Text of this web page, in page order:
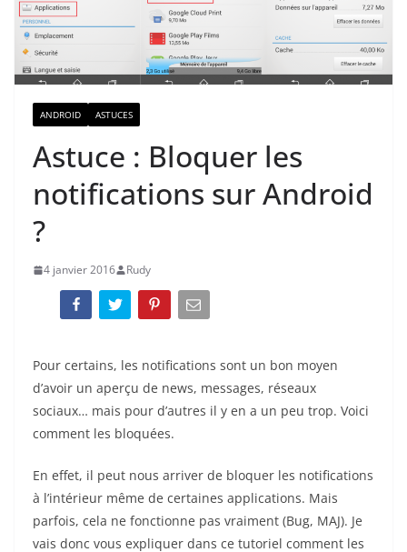
ANDROID ASTUCES
Astuce : Bloquer les
notifications sur Android
?
4 janvier 2016 Rudy
Pour certains, les notifications sont un bon moyen
d’avoir un aperçu de news, messages, réseaux
sociaux… mais pour d’autres il y en a un peu trop. Voici
comment les bloquées.
En effet, il peut nous arriver de bloquer les notifications
à l’intérieur même de certaines applications. Mais
parfois, cela ne fonctionne pas vraiment (Bug, MAJ). Je
vais donc vous expliquer dans ce tutoriel comment les